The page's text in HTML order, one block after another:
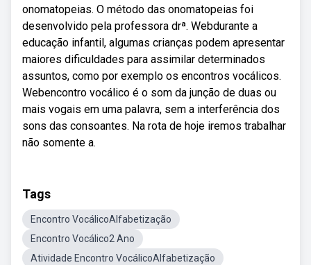
onomatopeias. O método das onomatopeias foi
desenvolvido pela professora drª. Webdurante a
educação infantil, algumas crianças podem apresentar
maiores dificuldades para assimilar determinados
assuntos, como por exemplo os encontros vocálicos.
Webencontro vocálico é o som da junção de duas ou
mais vogais em uma palavra, sem a interferência dos
sons das consoantes. Na rota de hoje iremos trabalhar
não somente a.
Tags
Encontro VocálicoAlfabetização
Encontro Vocálico2 Ano
Atividade Encontro VocálicoAlfabetização